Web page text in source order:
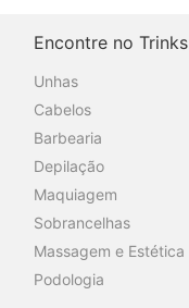
Encontre no Trinks
Unhas
Cabelos
Barbearia
Depilação
Maquiagem
Sobrancelhas
Massagem e Estética
Podologia